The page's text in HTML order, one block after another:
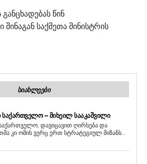
წინ
საქმეთა მინისტრის
ᲡᲘᲐᲮᲚᲔᲔᲑᲘ
ᲡᲐᲥᲐᲠᲗᲕᲔᲚᲝ – ᲛᲘᲮᲔᲘᲚ ᲡᲐᲐᲙᲐᲨᲕᲘᲚᲘ
დავიცავით ღირსება და
კი ომის ვერც ერთ სტრატეგიულ მიზანს...